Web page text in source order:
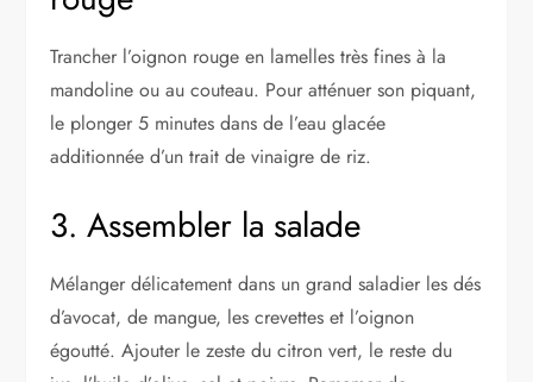
Trancher l’oignon rouge en lamelles très fines à la
mandoline ou au couteau. Pour atténuer son piquant,
le plonger 5 minutes dans de l’eau glacée
additionnée d’un trait de vinaigre de riz.
3. Assembler la salade
Mélanger délicatement dans un grand saladier les dés
d’avocat, de mangue, les crevettes et l’oignon
égoutté. Ajouter le zeste du citron vert, le reste du